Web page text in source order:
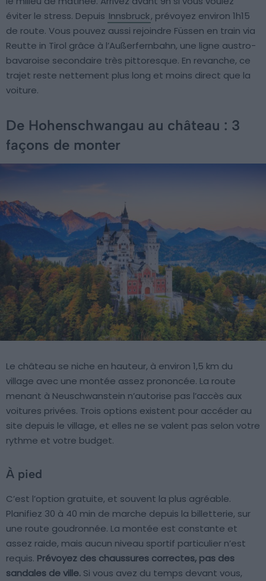
éviter le stress. Depuis Innsbruck, prévoyez environ 1h15
de route. Vous pouvez aussi rejoindre Füssen en train via
Reutte in Tirol grâce à l’Außerfernbahn, une ligne austro-
bavaroise secondaire très pittoresque. En revanche, ce
trajet reste nettement plus long et moins direct que la
voiture.
De Hohenschwangau au château : 3
façons de monter
Le château se niche en hauteur, à environ 1,5 km du
village avec une montée assez prononcée. La route
menant à Neuschwanstein n’autorise pas l’accès aux
voitures privées. Trois options existent pour accéder au
site depuis le village, et elles ne se valent pas selon votre
rythme et votre budget.
À pied
C’est l’option gratuite, et souvent la plus agréable.
Planifiez 30 à 40 min de marche depuis la billetterie, sur
une route goudronnée. La montée est constante et
assez raide, mais aucun niveau sportif particulier n’est
requis. Prévoyez des chaussures correctes, pas des
sandales de ville. Si vous avez du temps devant vous,